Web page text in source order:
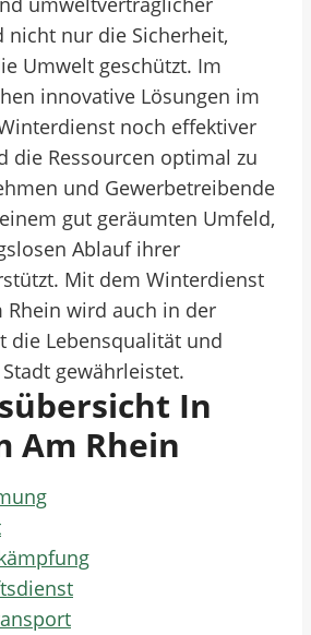
nicht nur die Sicherheit,
Umwelt geschützt. Im
innovative Lösungen im
noch effektiver
die Ressourcen optimal zu
und Gewerbetreibende
gut geräumten Umfeld,
Ablauf ihrer
Mit dem Winterdienst
wird auch in der
die Lebensqualität und
gewährleistet.
In
Am Rhein